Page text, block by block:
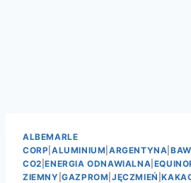
ALBEMARLE
CORP ALUMINIUM ARGENTYNA
CO2 |ENERGIA ODNAWIALNA
ZIEMNY |GAZPROM JĘCZMIEŃ |